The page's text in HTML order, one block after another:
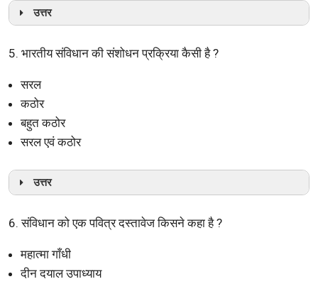
उत्तर
5. भारतीय संविधान की संशोधन प्रक्रिया कैसी है ?
सरल
कठोर
बहुत कठोर
सरल एवं कठोर
उत्तर
6. संविधान को एक पवित्र दस्तावेज किसने कहा है ?
महात्मा गाँधी
दीन दयाल उपाध्याय